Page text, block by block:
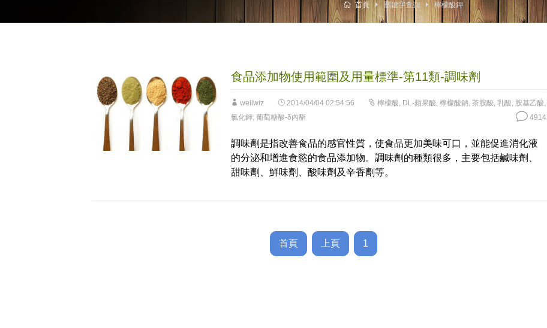
首頁 關鍵字查詢 檸檬酸鉀
食品添加物使用範圍及用量標準-第11類-調味劑
wellwiz 2014/04/04 02:54:56 檸檬酸, DL-蘋果酸, 檸檬酸鈉, 茶胺酸, 乳酸, 胺基乙酸,
氯化鉀, 葡萄糖酸-δ內酯 4914
調味劑是指改善食品的感官性質，使食品更加美味可口，並能促進消化液
的分泌和增進食慾的食品添加物。調味劑的種類很多，主要包括鹹味劑、
甜味劑、鮮味劑、酸味劑及辛香劑等。
首頁 上頁 1